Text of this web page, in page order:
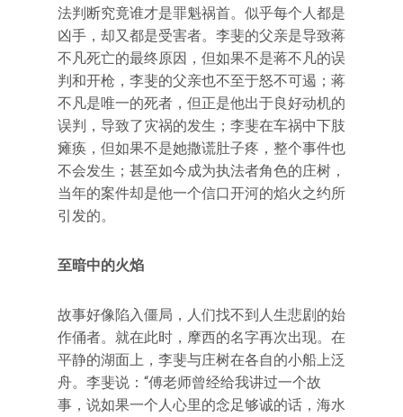
法判断究竟谁才是罪魁祸首。似乎每个人都是
凶手，却又都是受害者。李斐的父亲是导致蒋
不凡死亡的最终原因，但如果不是蒋不凡的误
判和开枪，李斐的父亲也不至于怒不可遏；蒋
不凡是唯一的死者，但正是他出于良好动机的
误判，导致了灾祸的发生；李斐在车祸中下肢
瘫痪，但如果不是她撒谎肚子疼，整个事件也
不会发生；甚至如今成为执法者角色的庄树，
当年的案件却是他一个信口开河的焰火之约所
引发的。
至暗中的火焰
故事好像陷入僵局，人们找不到人生悲剧的始
作俑者。就在此时，摩西的名字再次出现。在
平静的湖面上，李斐与庄树在各自的小船上泛
舟。李斐说：“傅老师曾经给我讲过一个故
事，说如果一个人心里的念足够诚的话，海水